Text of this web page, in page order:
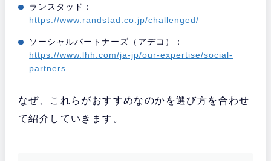
ランスタッド：
https://www.randstad.co.jp/challenged/
ソーシャルパートナーズ（アデコ）：
https://www.lhh.com/ja-jp/our-expertise/social-
partners
なぜ、これらがおすすめなのかを選び方を合わせ
て紹介していきます。